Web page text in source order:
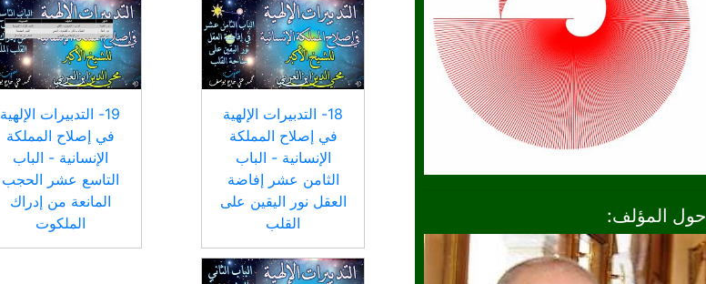
حول المؤلف:
18- التدبيرات الإلهية
في إصلاح المملكة
الإنسانية - الباب
الثامن عشر إفاضة
العقل نور اليقين على
القلب
19- التدبيرات الإلهية
في إصلاح المملكة
الإنسانية - الباب
التاسع عشر الحجب
المانعة من إدراك
الملكوت